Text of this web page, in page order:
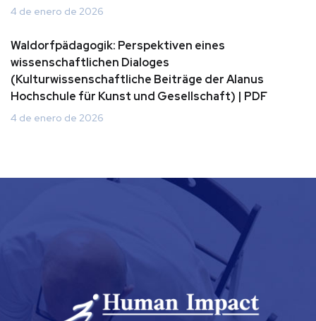
4 de enero de 2026
Waldorfpädagogik: Perspektiven eines
wissenschaftlichen Dialoges
(Kulturwissenschaftliche Beiträge der Alanus
Hochschule für Kunst und Gesellschaft) | PDF
4 de enero de 2026